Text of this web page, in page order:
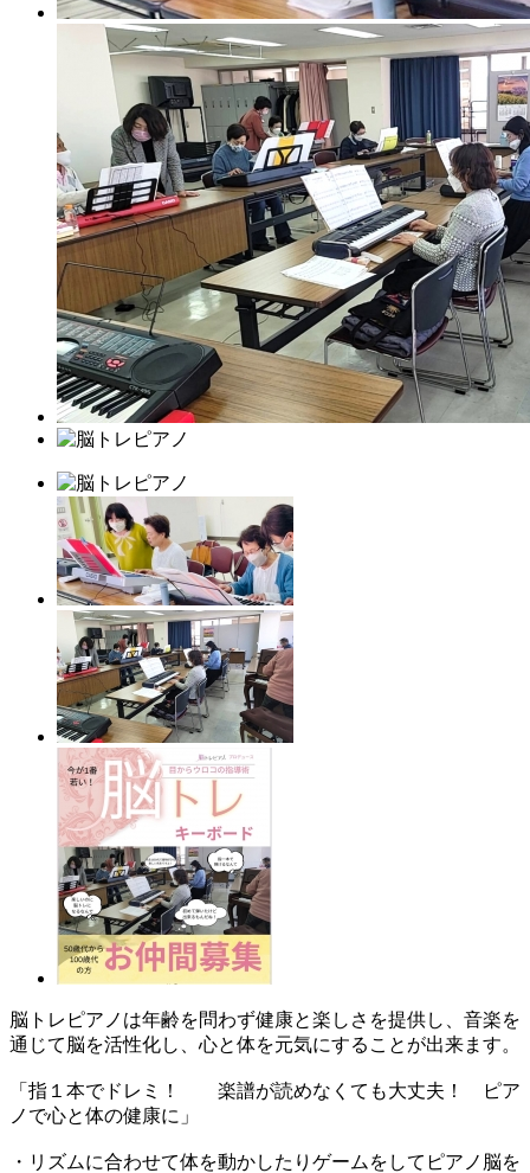
脳トレピアノは年齢を問わず健康と楽しさを提供し、音楽を
通じて脳を活性化し、心と体を元気にすることが出来ます。
「指１本でドレミ！ 楽譜が読めなくても大丈夫！ ピア
ノで心と体の健康に」
・リズムに合わせて体を動かしたりゲームをしてピアノ脳を